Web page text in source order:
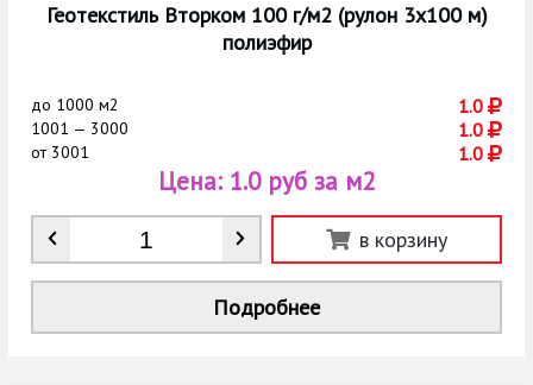
Геотекстиль Вторком 100 г/м2 (рулон 3х100 м)
полиэфир
до 1000 м2 1.0
1001 — 3000 1.0
от3001 1.0
Количество
Цена: 1.0 руб за м2
в корзину
Подробнее